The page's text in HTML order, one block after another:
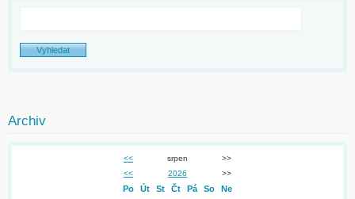
Archiv
<< srpen
>>
<<
2026 >>
Po Út St Čt Pá So Ne